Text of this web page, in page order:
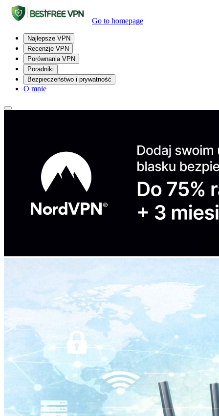
Go to homepage
Najlepsze VPN
Recenzje VPN
Porównania VPN
Poradniki
Bezpieczeństwo i prywatność
O mnie